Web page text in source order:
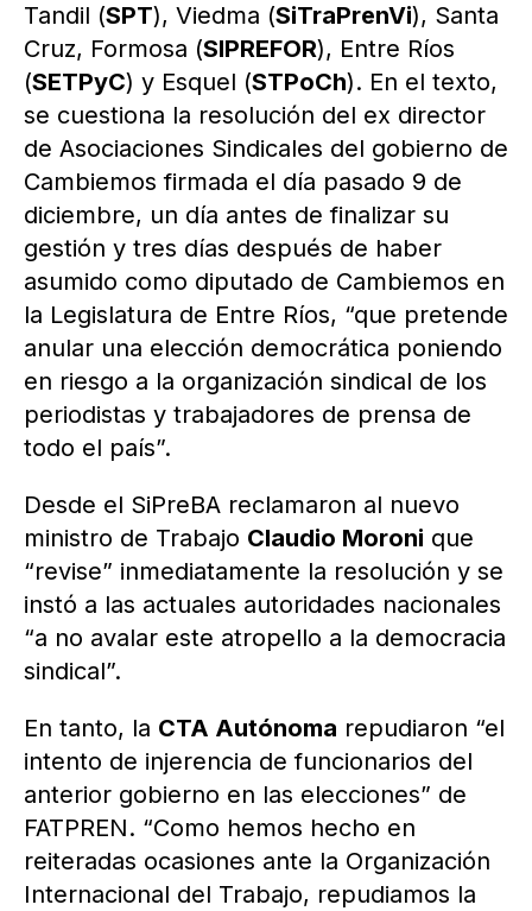
Tandil (SPT), Viedma (SiTraPrenVi), Santa
Cruz, Formosa (SIPREFOR), Entre Ríos
(SETPyC) y Esquel (STPoCh). En el texto,
se cuestiona la resolución del ex director
de Asociaciones Sindicales del gobierno de
Cambiemos firmada el día pasado 9 de
diciembre, un día antes de finalizar su
gestión y tres días después de haber
asumido como diputado de Cambiemos en
la Legislatura de Entre Ríos, “que pretende
anular una elección democrática poniendo
en riesgo a la organización sindical de los
periodistas y trabajadores de prensa de
todo el país”.
Desde el SiPreBA reclamaron al nuevo
ministro de Trabajo Claudio Moroni que
“revise” inmediatamente la resolución y se
instó a las actuales autoridades nacionales
“a no avalar este atropello a la democracia
sindical”.
En tanto, la CTA Autónoma repudiaron “el
intento de injerencia de funcionarios del
anterior gobierno en las elecciones” de
FATPREN. “Como hemos hecho en
reiteradas ocasiones ante la Organización
Internacional del Trabajo, repudiamos la